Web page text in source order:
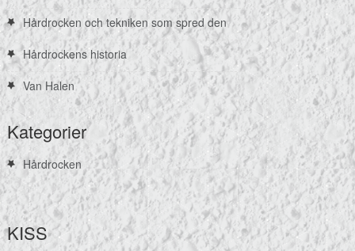
Hårdrocken och tekniken som spred den
Hårdrockens historia
Van Halen
Kategorier
Hårdrocken
KISS